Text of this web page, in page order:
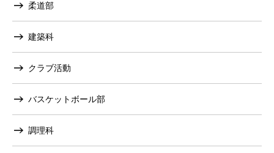
柔道部
建築科
クラブ活動
バスケットボール部
調理科